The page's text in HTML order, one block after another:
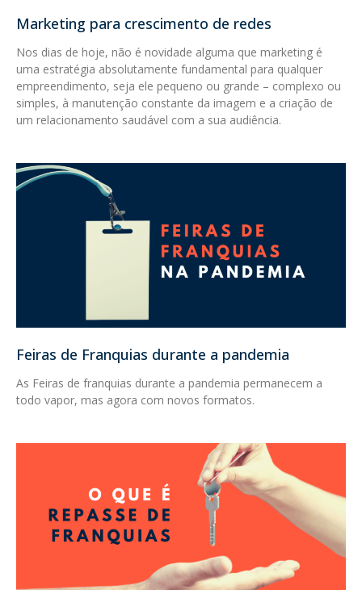
Marketing para crescimento de redes
Nos dias de hoje, não é novidade alguma que marketing é
uma estratégia absolutamente fundamental para qualquer
empreendimento, seja ele pequeno ou grande – complexo ou
simples, à manutenção constante da imagem e a criação de
um relacionamento saudável com a sua audiência.
Feiras de Franquias durante a pandemia
As Feiras de franquias durante a pandemia permanecem a
todo vapor, mas agora com novos formatos.